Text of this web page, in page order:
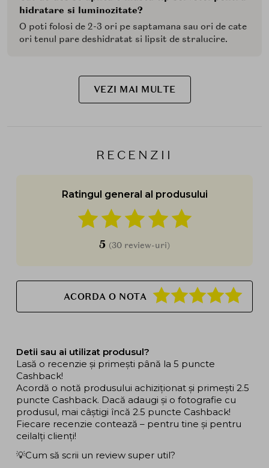
hidratare si luminozitate?
O poti folosi de 2-3 ori pe saptamana sau ori de cate
ori tenul pare deshidratat si lipsit de stralucire.
VEZI MAI MULTE
RECENZII
Ratingul general al produsului
5 (30 review-uri)
ACORDA O NOTA
Detii sau ai utilizat produsul?
Lasă o recenzie și primești până la 5 puncte
Cashback!
Acordă o notă produsului achiziționat și primești 2.5
puncte Cashback. Dacă adaugi și o fotografie cu
produsul, mai câștigi încă 2.5 puncte Cashback!
Fiecare recenzie contează – pentru tine și pentru
ceilalți clienți!
💡Cum să scrii un review super util?